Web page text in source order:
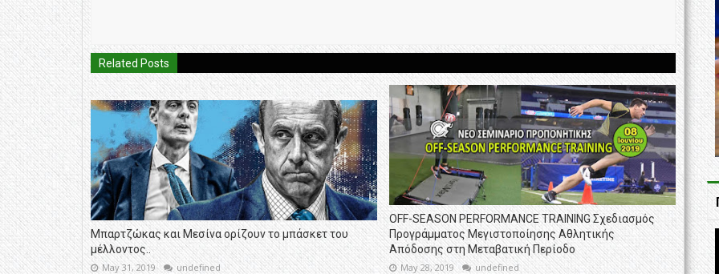
Related Posts
Μπαρτζώκας και Μεσίνα ορίζουν το μπάσκετ του
μέλλοντος..
May 31, 2019 undefined
OFF-SEASON PERFORMANCE TRAINING Σχεδιασμός
Προγράμματος Μεγιστοποίησης Αθλητικής
Απόδοσης στη Μεταβατική Περίοδο
May 28, 2019 undefined